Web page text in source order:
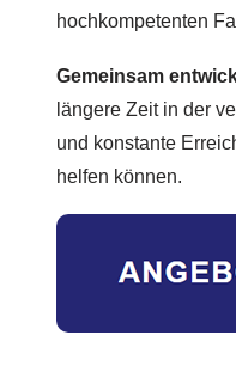
hochkompetenten
Gemeinsam
längere Zeit in der
und konstante
helfen können.